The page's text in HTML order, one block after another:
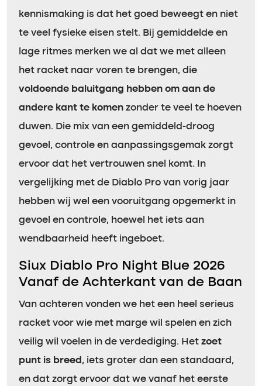
kennismaking is dat het goed beweegt en niet
te veel fysieke eisen stelt. Bij gemiddelde en
lage ritmes merken we al dat we met alleen
het racket naar voren te brengen, die
voldoende baluitgang hebben om aan de
andere kant te komen zonder te veel te hoeven
duwen. Die mix van een gemiddeld-droog
gevoel, controle en aanpassingsgemak zorgt
ervoor dat het vertrouwen snel komt. In
vergelijking met de Diablo Pro van vorig jaar
hebben wij wel een vooruitgang opgemerkt in
gevoel en controle, hoewel het iets aan
wendbaarheid heeft ingeboet.
Siux Diablo Pro Night Blue 2026
Vanaf de Achterkant van de Baan
Van achteren vonden we het een heel serieus
racket voor wie met marge wil spelen en zich
veilig wil voelen in de verdediging. Het zoet
punt is breed , iets groter dan een standaard,
en dat zorgt ervoor dat we vanaf het eerste